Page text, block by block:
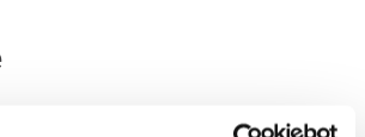
się 350 m od Rynku w Kępnie na